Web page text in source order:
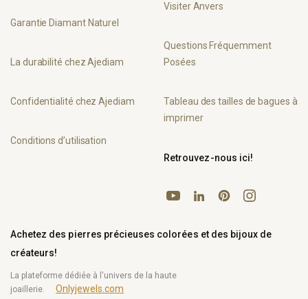
Garantie Diamant Naturel
La durabilité chez Ajediam
Confidentialité chez Ajediam
Conditions d’utilisation
Visiter Anvers
Questions Fréquemment
Posées
Tableau des tailles de bagues à
imprimer
Achetez des pierres précieuses colorées et des bijoux de
créateurs!
La plateforme dédiée à l'univers de la haute
joaillerie.
Onlyjewels.com
Retrouvez-nous ici!
YouTubeLinkedInPinterestInstagram